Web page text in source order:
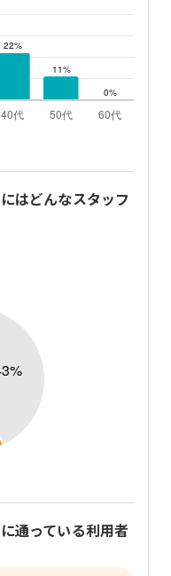
にはどんなスタッフ
に通っている利用者